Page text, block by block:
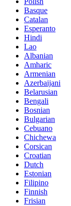
Basque
Catalan
Esperanto
Hindi
Lao
Albanian
Amharic
Armenian
Azerbaijani
Belarusian
Bengali
Bosnian
Bulgarian
Cebuano
Chichewa
Corsican
Croatian
Dutch
Estonian
Filipino
Finnish
Frisian